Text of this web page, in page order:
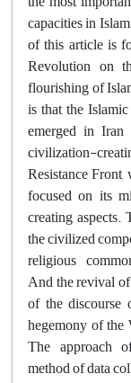
capacities in
of this article is
Revolution on
flourishing of
is that the
emerged in
civilization-
Resistance
focused on its
creating
the civilized
religious
And the revival
of the discourse
hegemony of
The approach
method of data